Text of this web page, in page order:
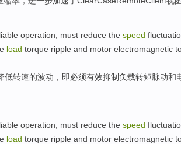
operation must reduce the speed
load torque ripple and motor electromagnetic
低转速的波动 ， 即必须有效抑制负载转矩脉动和
operation, must reduce the speed
load torque ripple and motor electromagnetic